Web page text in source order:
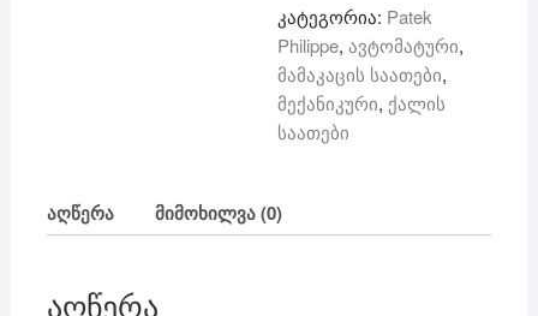
Skeleton
-
ავტომატური
კატეგორია: Patek
Philippe,ავტომატური,
მამაკაცის საათები,
მექანიკური, ქალის
საათები
აღწერა მიმოხილვა (0)
აღწერა